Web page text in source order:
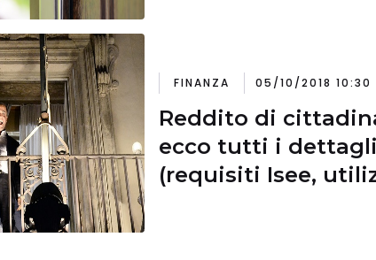
FINANZA 05/10/2018 10:30
Reddito di
ecco tutti i dettagli
(requisiti Isee,